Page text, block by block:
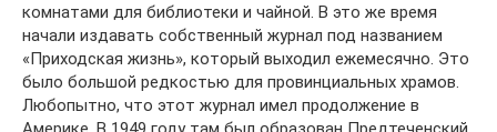
комнатами для библиотеки и чайной. В это же время
начали издавать собственный журнал под названием
«Приходская жизнь», который выходил ежемесячно. Это
было большой редкостью для провинциальных храмов.
Любопытно, что этот журнал имел продолжение в